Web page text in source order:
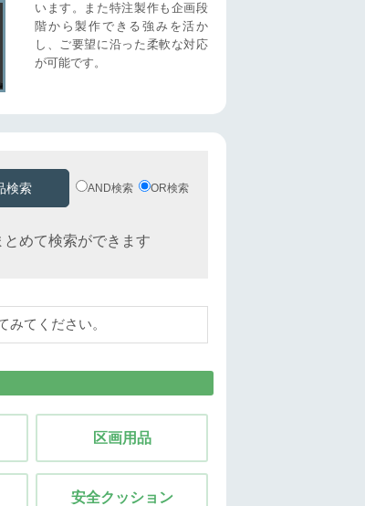
います。また特注製作も企画段
階から製作できる強みを活か
し、ご要望に沿った柔軟な対応
が可能です。
AND検索 OR検索
めて検索ができます
みてください。
区画用品
安全クッション